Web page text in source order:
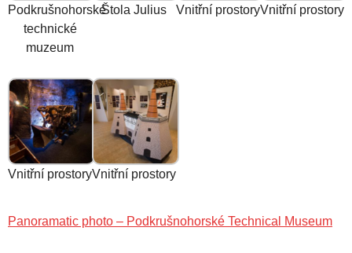
Podkrušnohorské
technické
muzeum
Štola Julius Vnitřní prostoryVnitřní prostory
Vnitřní prostoryVnitřní prostory
Panoramatic photo – Podkrušnohorské Technical Museum